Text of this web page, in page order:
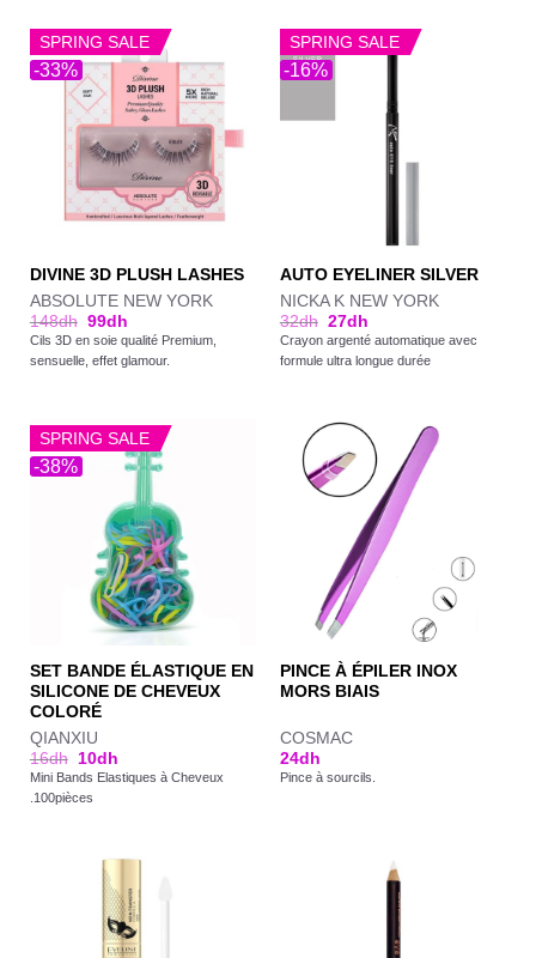
-33%
SPRING SALE
DIVINE 3D PLUSH LASHES
ABSOLUTE NEW YORK
148dh 99dh
Cils 3D en soie qualité Premium,
sensuelle, effet glamour.
-16%
SPRING SALE
AUTO EYELINER SILVER
NICKA K NEW YORK
32dh 27dh
Crayon argenté automatique avec
formule ultra longue durée
-38%
SPRING SALE
SET BANDE ÉLASTIQUE EN
SILICONE DE CHEVEUX
COLORÉ
QIANXIU
16dh 10dh
Mini Bands Elastiques à Cheveux
.100pièces
PINCE À ÉPILER INOX
MORS BIAIS
COSMAC
24dh
Pince à sourcils.